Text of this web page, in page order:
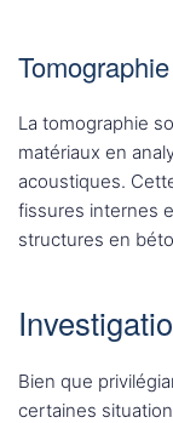
La tomographie
matériaux en
acoustiques.
fissures internes
structures en
Bien que
certaines